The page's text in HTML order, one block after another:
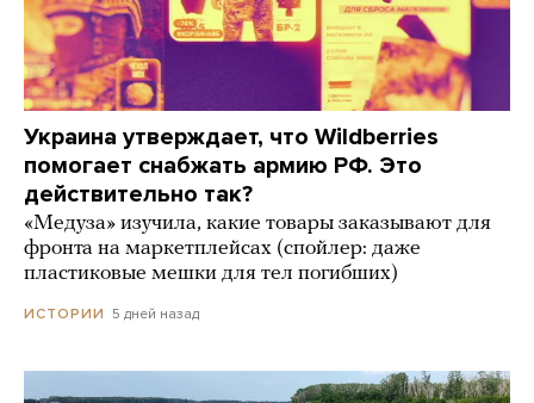
Украина утверждает, что Wildberries
помогает снабжать армию РФ. Это
действительно так?
«Медуза» изучила, какие товары заказывают для
фронта на маркетплейсах (спойлер: даже
пластиковые мешки для тел погибших)
ИСТОРИИ 5 дней назад